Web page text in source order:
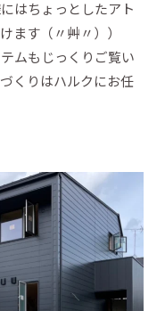
はちょっとしたアト
ます（〃艸〃））
ムもじっくりご覧い
くりはハルクにお任